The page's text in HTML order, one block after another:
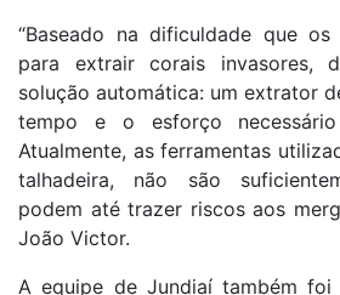
“Baseado na dificuldade que os
para extrair corais invasores,
solução automática: um extrator
tempo e o esforço
Atualmente, as ferramentas
talhadeira, não são
podem até trazer riscos aos
João Victor.
A equipe de Jundiaí também foi